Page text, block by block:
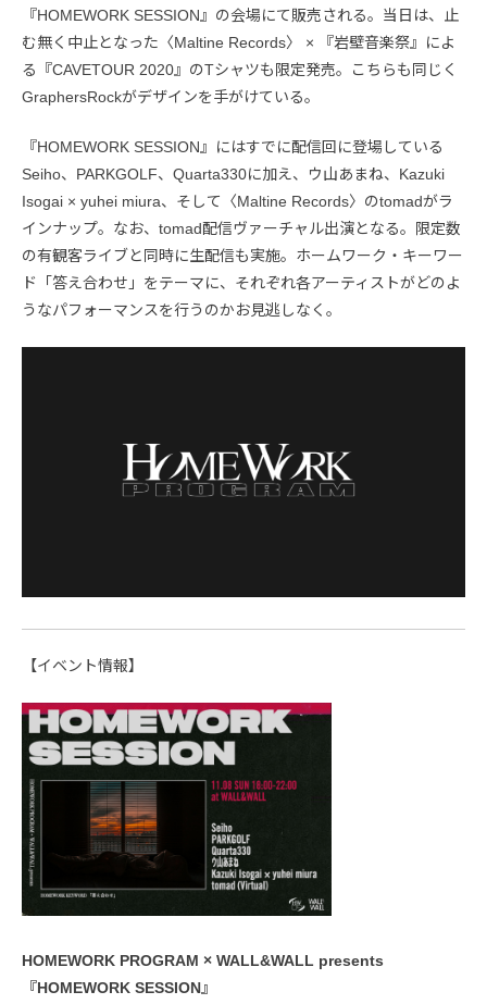
『HOMEWORK SESSION』の会場にて販売される。当日は、止
む無く中止となった〈Maltine Records〉 × 『岩壁音楽祭』によ
る『CAVETOUR 2020』のTシャツも限定発売。こちらも同じく
GraphersRockがデザインを手がけている。
『HOMEWORK SESSION』にはすでに配信回に登場している
Seiho、PARKGOLF、Quarta330に加え、ウ山あまね、Kazuki
Isogai × yuhei miura、そして〈Maltine Records〉のtomadがラ
インナップ。なお、tomad配信ヴァーチャル出演となる。限定数
の有観客ライブと同時に生配信も実施。ホームワーク・キーワー
ド「答え合わせ」をテーマに、それぞれ各アーティストがどのよ
うなパフォーマンスを行うのかお見逃しなく。
【イベント情報】
HOMEWORK PROGRAM × WALL&WALL presents
『HOMEWORK SESSION』